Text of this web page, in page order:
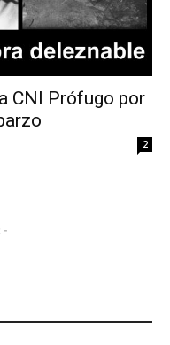
CNI Prófugo por
2
-